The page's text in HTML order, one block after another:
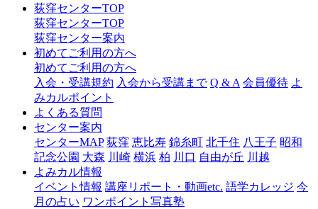
ャ
窪
荻窪センターTOP
荻窪センターTOP
荻窪センター案内
初めてご利用の方へ
初めてご利用の方へ
入会・受講規約 入会から受講まで Q & A 会員優待 よ
みカルポイント
よくある質問
センター案内
センターMAP 荻窪 恵比寿 錦糸町 北千住 八王子 昭和
記念公園 大森 川崎 横浜 柏 川口 自由が丘 川越
よみカル情報
イベント情報 講座リポート・動画etc. 語学カレッジ 今
月の占い ワンポイント写真塾